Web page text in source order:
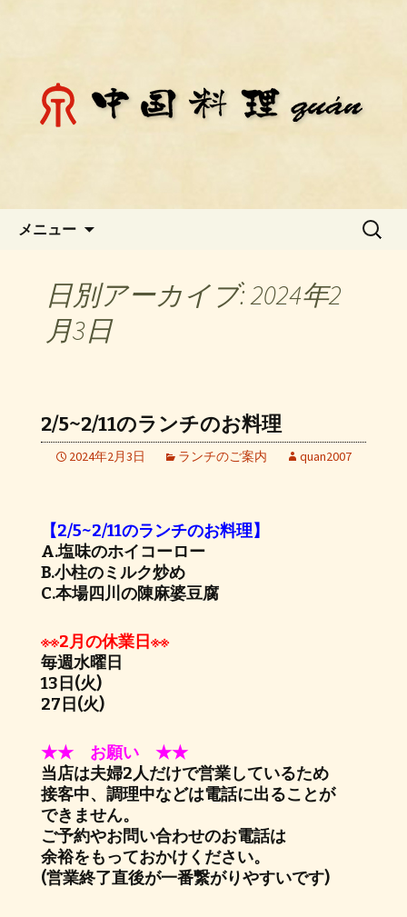
「チェン」のお知らせ
メニュー
検
日別アーカイブ: 2024年2
月3日
2/5~2/11のランチのお料理
2024年2月3日 ランチのご案内 quan2007
【2/5~2/11のランチのお料理】
A.塩味のホイコーロー
B.小柱のミルク炒め
C.本場四川の陳麻婆豆腐
※※2月の休業日※※
毎週水曜日
13日(火)
27日(火)
★★ お願い ★★
当店は夫婦2人だけで営業しているため
接客中、調理中などは電話に出ることが
できません。
ご予約やお問い合わせのお電話は
余裕をもっておかけください。
(営業終了直後が一番繋がりやすいです)